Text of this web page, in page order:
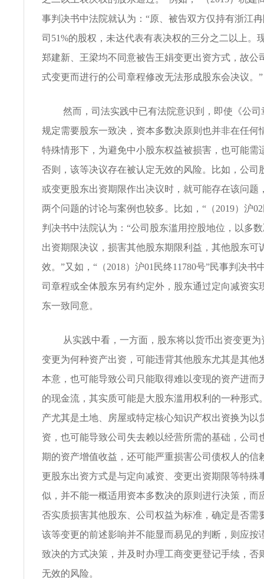
事判决书中法院就认为：“原、被告双方仅持有浙江
司51%的股权，未达代表有表决权的三分之二以上。
郑建新、王梁均不同意被告王娟变更出资方式，故公
式变更而进行的公司章程修改无法形成股东会决议。”
然而，司法实践中已有法院意识到，即使《公
规定需要股东一致决，资本多数决原则也并非在任何
特殊情形下，为避免中小股东权益被损害，也可能需
否则，该等决议存在被认定无效的风险。比如，公司
或变更股东出资期限作出决议时，就可能存在该问题
两个问题的讨论与案例也较多。比如，“（2019）沪
判决书中法院认为：“公司股东滥用控股地位，以多
出资期限决议，损害其他股东期限利益，其他股东可
效。”又如，“（2018）沪01民终11780号”民事判决书
司章程或全体股东另有约定外，股东通过定向减资实
东一致同意。
从实践中看，一方面，股东将以货币出资变更
变更为何种资产出资，可能违背其他股东尤其是其他
本意，也可能导致公司只能取得难以变现的资产进而
的现金流，其实质可能是大股东滥用权利的一种形式
产尤其是土地、房屋或特定核心知识产权出资换为以
资，也可能导致公司失去赖以经营所需的基础，公司
期的资产增值收益，还可能严重损害公司债权人的信
更股东出资方式是与定向减资、变更出资期限等特殊
似，并不能一概适用资本多数决的原则进行决策，而
否实质损害其他股东、公司权益为标准，确定是否需
该等变更的前述影响并不能显而易见的判断，则应按
致决的方式决策，并及时办理工商变更登记手续，否
无效的风险。